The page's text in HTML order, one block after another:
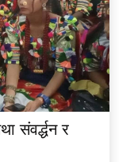
संवर्द्धन र